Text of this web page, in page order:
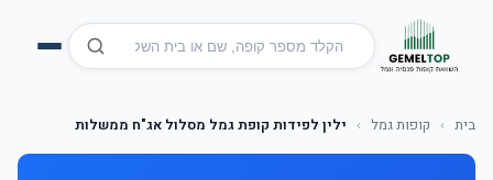
בית › קופות גמל › ילין לפידות קופת גמל מסלול אג"ח ממשלות